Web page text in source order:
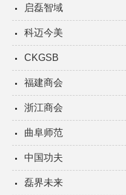
启磊智域
科迈今美
CKGSB
福建商会
浙江商会
曲阜师范
中国功夫
磊界未来